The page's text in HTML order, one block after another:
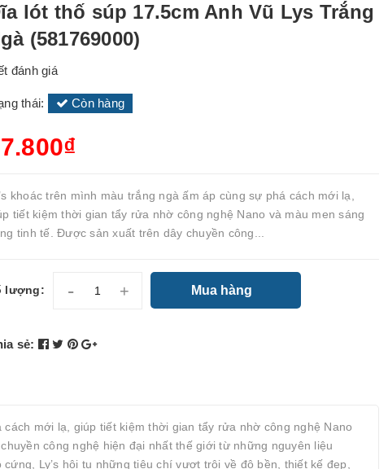
lót thố súp 17.5cm Anh Vũ Lys Trắng
(581769000)
đánh giá
thái: Còn hàng
khoác trên mình màu trắng ngà ấm áp cùng sự phá cách mới lạ,
tiết kiệm thời gian tẩy rửa nhờ công nghệ Nano và màu men sáng
tinh tế. Được sản xuất trên dây chuyền công...
lượng: - + Mua hàng
sẻ:
mới lạ, giúp tiết kiệm thời gian tẩy rửa nhờ công nghệ Nano
công nghệ hiện đại nhất thế giới từ những nguyên liệu
Ly’s hội tụ những tiêu chí vượt trội về độ bền, thiết kế đẹp,